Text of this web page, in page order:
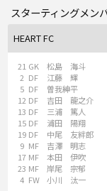
スターティングメン
HEART FC
21 GK
松島 海⽃
2 DF
江藤 輝
5 DF
曽我紳平
12 DF
吉⽥ ⿓之介
13 DF
三浦 篤⼈
15 DF
浦⽥ 陽翔
19 DF
中尾 友絆郎
9 MF
吉澤 明志
17 MF
本⽥ 伊吹
23 MF
岸尾 宗郁
4 FW ⼩川 汰⼀